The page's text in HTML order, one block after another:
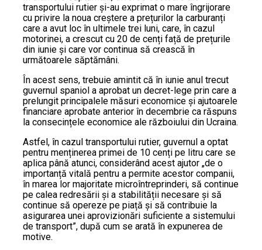
transportului rutier și-au exprimat o mare îngrijorare
cu privire la noua creștere a prețurilor la carburanți
care a avut loc în ultimele trei luni, care, în cazul
motorinei, a crescut cu 20 de cenți față de prețurile
din iunie și care vor continua să crească în
următoarele săptămâni.
În acest sens, trebuie amintit că în iunie anul trecut
guvernul spaniol a aprobat un decret-lege prin care a
prelungit principalele măsuri economice și ajutoarele
financiare aprobate anterior în decembrie ca răspuns
la consecințele economice ale războiului din Ucraina.
Astfel, în cazul transportului rutier, guvernul a optat
pentru menținerea primei de 10 cenți pe litru care se
aplica până atunci, considerând acest ajutor „de o
importanță vitală pentru a permite acestor companii,
în marea lor majoritate microîntreprinderi, să continue
pe calea redresării și a stabilității necesare și să
continue să opereze pe piață și să contribuie la
asigurarea unei aprovizionări suficiente a sistemului
de transport”, după cum se arată în expunerea de
motive.